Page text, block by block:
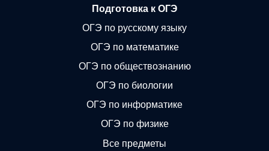
Подготовка к ОГЭ
ОГЭ по русскому языку
ОГЭ по математике
ОГЭ по обществознанию
ОГЭ по биологии
ОГЭ по информатике
ОГЭ по физике
Все предметы